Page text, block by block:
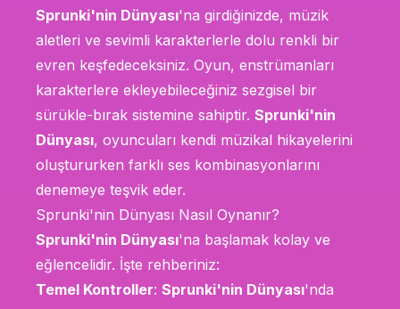
Sprunki'nin Dünyası'na girdiğinizde, müzik
aletleri ve sevimli karakterlerle dolu renkli bir
evren keşfedeceksiniz. Oyun, enstrümanları
karakterlere ekleyebileceğiniz sezgisel bir
sürükle-bırak sistemine sahiptir. Sprunki'nin
Dünyası, oyuncuları kendi müzikal hikayelerini
oluştururken farklı ses kombinasyonlarını
denemeye teşvik eder.
Sprunki'nin Dünyası Nasıl Oynanır?
Sprunki'nin Dünyası'na başlamak kolay ve
eğlencelidir. İşte rehberiniz:
Temel Kontroller: Sprunki'nin Dünyası'nda